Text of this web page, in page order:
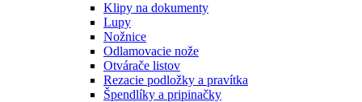
Klipy na dokumenty
Lupy
Nožnice
Odlamovacie nože
Otvárače listov
Rezacie podložky a pravítka
Špendlíky a pripinačky